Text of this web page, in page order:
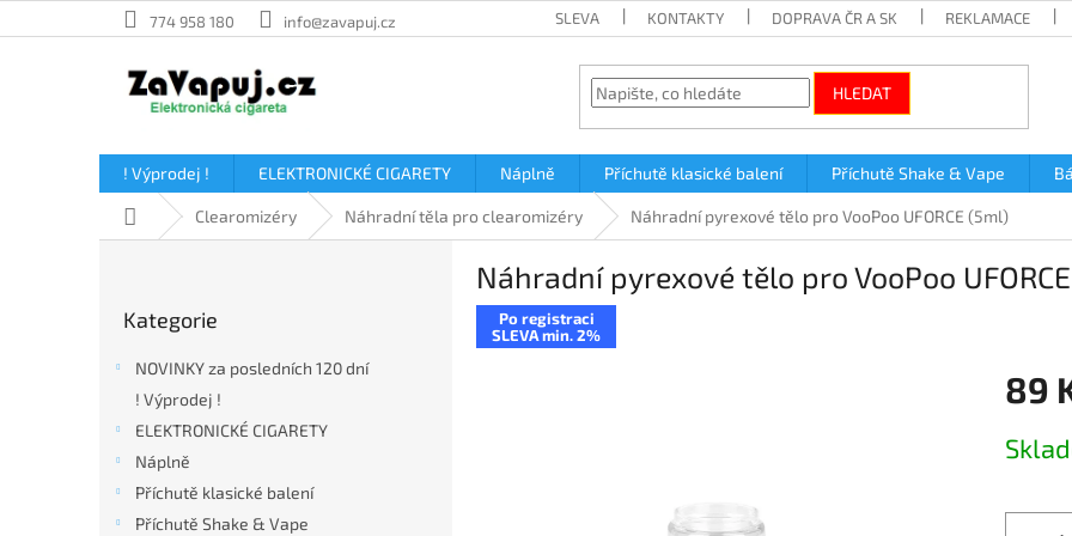
na
774 958 180 info@zavapuj.cz SLEVA KONTAKTY DOPRAVA ČR A SK REKLAMACE
HLEDAT
! Výprodej ! ELEKTRONICKÉ CIGARETY Náplně Příchutě klasické balení Příchutě Shake & Vape
Domů Clearomizéry Náhradní těla pro clearomizéry Náhradní pyrexové tělo pro VooPoo UFORCE (5ml)
kategorie
Kategorie
NOVINKY za posledních 120 dní
! Výprodej !
ELEKTRONICKÉ CIGARETY
Náplně
Příchutě klasické balení
Příchutě Shake & Vape
Náhradní pyrexové tělo pro VooPoo
Po registraci
SLEVA min. 2%
89
cena: